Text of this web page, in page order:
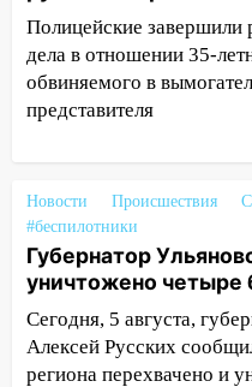
16:10
усилить борьбу
Инзенском районе
16:06 Патриарх
Симбирской
придётся ездить в
анализов
15:30 После
улице Льва
восстановили
15:23 За неделю
Полицейские завершили
дела в отношении 35-
обвиняемого в
представителя
Новости Происшествия
#беспилотники
Губернатор
уничтожено четыре
Сегодня, 5 августа,
Алексей Русских
региона перехвачено и